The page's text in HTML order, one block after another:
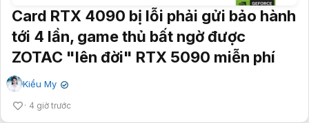
Card RTX 4090 bị lỗi phải gửi bảo hành
tới 4 lần, game thủ bất ngờ được
ZOTAC "lên đời" RTX 5090 miễn phí
Kiều My ✔
4 giờ trước